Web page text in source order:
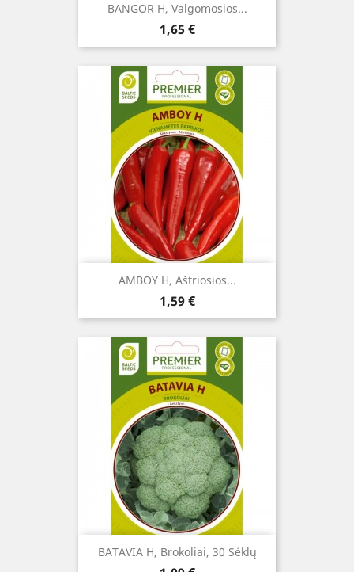
BANGOR H, Valgomosios...
Kaina
1,65 €
AMBOY H, Aštriosios...
Kaina
1,59 €
BATAVIA H, Brokoliai, 30 Sėklų